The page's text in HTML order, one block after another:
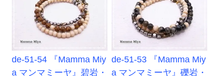
de-51-54 『Mamma Miy
a マンマミーヤ』碧岩・
de-51-53 『Mamma Miy
a マンマミーヤ』礫岩・